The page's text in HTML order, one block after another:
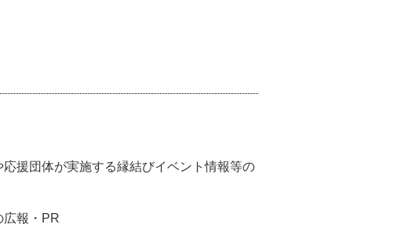
援団体が実施する縁結びイベント情報等の
広報・PR